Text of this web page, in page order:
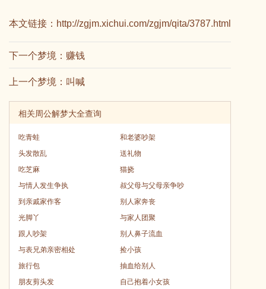
本文链接： http://zgjm.xichui.com/zgjm/qita/3787.html
下一个梦境： 赚钱
上一个梦境： 叫喊
相关周公解梦大全查询
吃青蛙
和老婆吵架
头发散乱
送礼物
吃芝麻
猫挠
与情人发生争执
叔父母与父母亲争吵
到亲戚家作客
别人家奔丧
光脚丫
与家人团聚
跟人吵架
别人鼻子流血
与表兄弟亲密相处
捡小孩
旅行包
抽血给别人
朋友剪头发
自己抱着小女孩